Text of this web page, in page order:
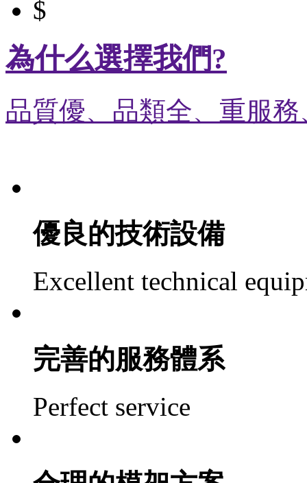
$
為什么選擇我們?
品質優、品類全、重服
優良的技術設備
Excellent technical
完善的服務體系
Perfect service